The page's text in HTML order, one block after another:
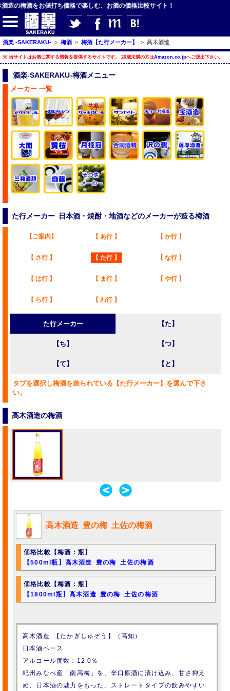
の梅酒をお値打ち価格で楽しむ、お酒の価格比較サイト！
【サイト内検索】
検索
【ジャンルメニュー】
ビール
発泡酒・新ジャンル
チューハイ・カクテル
ハイボール・水割り
梅酒
酒楽 -SAKERAKU- > 梅酒 > 梅酒【た行メーカー】 > 高木酒造
※ 当サイトはお酒に関する情報を提供するサイトです。 20歳未満の方はAmazon.co.jpへご退出下さい。
酒楽-SAKERAKU-梅酒メニュー
メーカー 一覧
た行メーカー 日本酒・焼酎・地酒などのメーカーが造る梅酒
【ご案内】 【 あ行 】 【 か行 】
【 さ行 】 【 た行 】 【 な行 】
【 は行 】 【 ま行 】 【 や行 】
【 ら行 】 【 わ行 】
た行メーカー 【た】
【ち】 【つ】
【て】 【と】
タブを選択し梅酒を造られている【た行メーカー】を選んで下さ
い。
高木酒造の梅酒
高木酒造 豊の梅 土佐の梅酒
価格比較【梅酒：瓶】
【500ml瓶】高木酒造 豊の梅 土佐の梅酒
価格比較【梅酒：瓶】
【1800ml瓶】高木酒造 豊の梅 土佐の梅酒
高木酒造 【たかぎしゅぞう】（高知）
日本酒ベース
アルコール度数：12.0％
紀州みなべ産「南高梅」を、辛口原酒に漬け込み、甘さ抑え
め、日本酒の魅力をもった、ストレートタイプの飲みやすい